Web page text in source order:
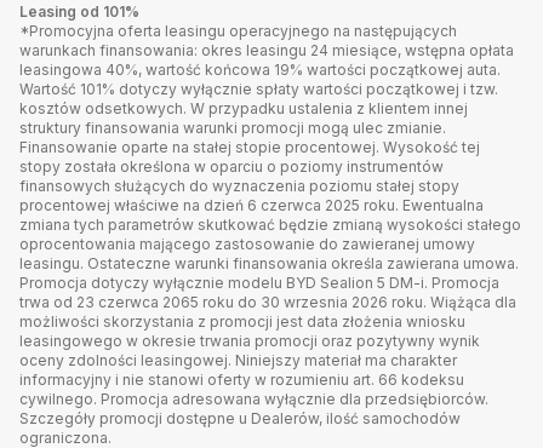
Leasing od 101%
*Promocyjna oferta leasingu operacyjnego na następujących
warunkach finansowania: okres leasingu 24 miesiące, wstępna opłata
leasingowa 40%, wartość końcowa 19% wartości początkowej auta.
Wartość 101% dotyczy wyłącznie spłaty wartości początkowej i tzw.
kosztów odsetkowych. W przypadku ustalenia z klientem innej
struktury finansowania warunki promocji mogą ulec zmianie.
Finansowanie oparte na stałej stopie procentowej. Wysokość tej
stopy została określona w oparciu o poziomy instrumentów
finansowych służących do wyznaczenia poziomu stałej stopy
procentowej właściwe na dzień 6 czerwca 2025 roku. Ewentualna
zmiana tych parametrów skutkować będzie zmianą wysokości stałego
oprocentowania mającego zastosowanie do zawieranej umowy
leasingu. Ostateczne warunki finansowania określa zawierana umowa.
Promocja dotyczy wyłącznie modelu BYD Sealion 5 DM-i. Promocja
trwa od 23 czerwca 2065 roku do 30 wrzesnia 2026 roku. Wiążąca dla
możliwości skorzystania z promocji jest data złożenia wniosku
leasingowego w okresie trwania promocji oraz pozytywny wynik
oceny zdolności leasingowej. Niniejszy materiał ma charakter
informacyjny i nie stanowi oferty w rozumieniu art. 66 kodeksu
cywilnego. Promocja adresowana wyłącznie dla przedsiębiorców.
Szczegóły promocji dostępne u Dealerów, ilość samochodów
ograniczona.